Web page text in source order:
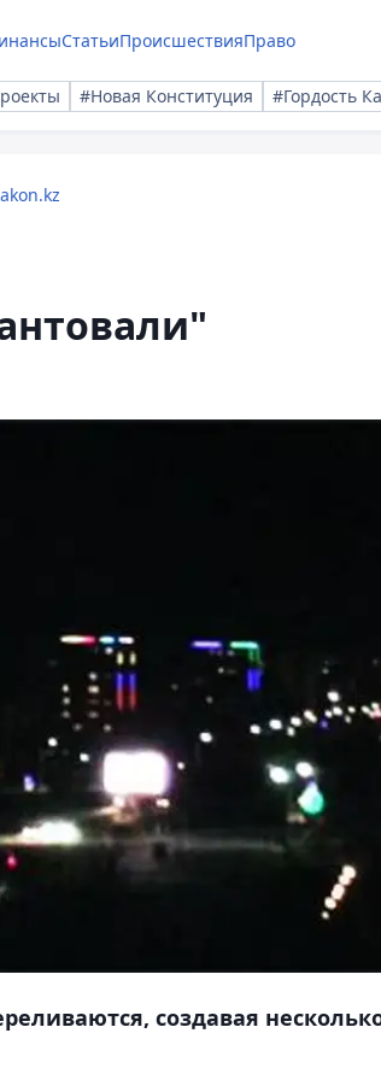
СтатьиПроисшествияПраво
#Новая Конституция #Гордость
создавая